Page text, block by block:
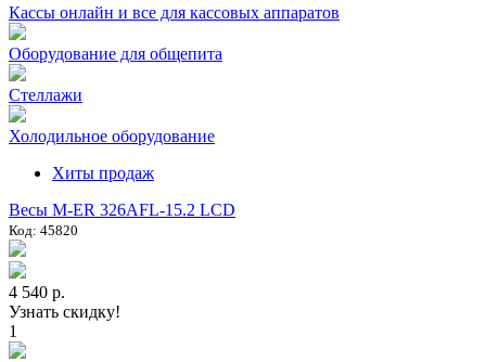
Кассы онлайн и все для кассовых аппаратов
Оборудование для общепита
Стеллажи
Холодильное оборудование
Хиты продаж
Весы M-ER 326AFL-15.2 LCD
Код: 45820
4 540 р.
Узнать скидку!
1